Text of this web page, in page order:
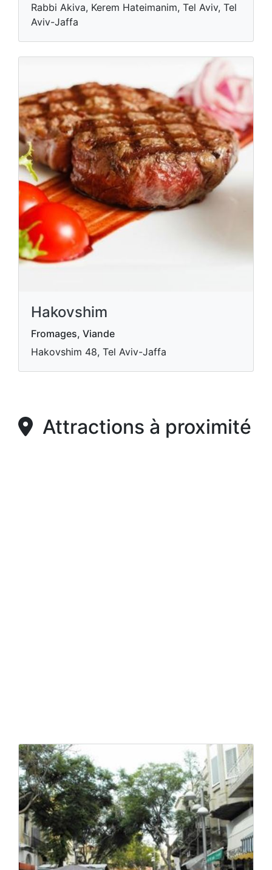
Rabbi Akiva, Kerem Hateimanim, Tel Aviv, Tel
Aviv-Jaffa
Hakovshim
Fromages, Viande
Hakovshim 48, Tel Aviv-Jaffa
Attractions à proximité